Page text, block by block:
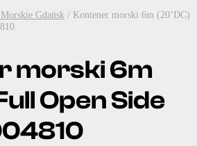
Gdańsk / Kontener morski 6m (20’DC)
morski 6m
Open Side